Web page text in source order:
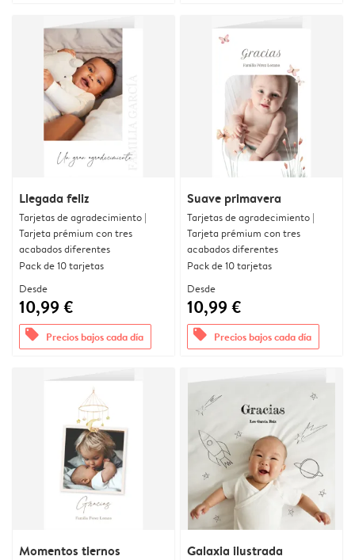
Llegada feliz
Tarjetas de agradecimiento |
Tarjeta prémium con tres
acabados diferentes
Pack de 10 tarjetas
Desde
10,99 €
offers Precios bajos cada día
Suave primavera
Tarjetas de agradecimiento |
Tarjeta prémium con tres
acabados diferentes
Pack de 10 tarjetas
Desde
10,99 €
offers Precios bajos cada día
Momentos tiernos Galaxia ilustrada